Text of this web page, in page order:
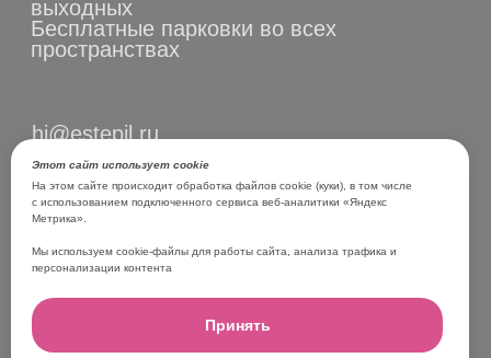
Этот сайт использует cookie
На этом сайте происходит обработка файлов cookie (куки), в том числе
с использованием подключенного сервиса веб-аналитики «Яндекс
Метрика».
Мы используем cookie-файлы для работы сайта, анализа трафика и
персонализации контента
Принять